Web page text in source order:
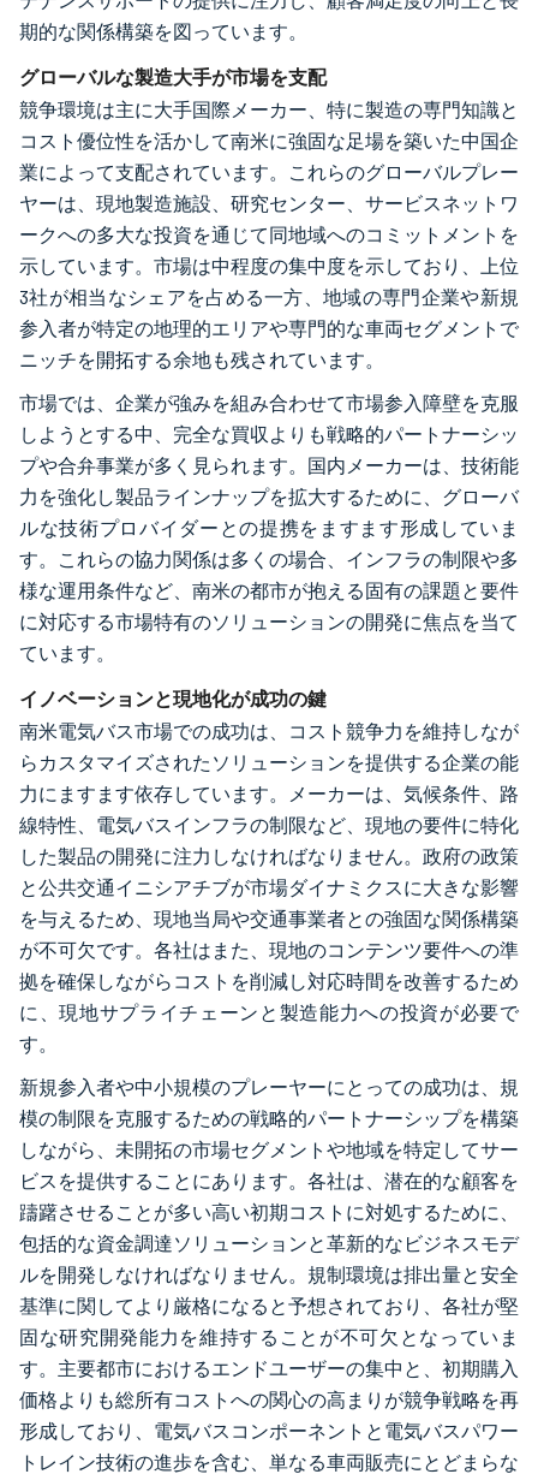
期的な関係構築を図っています。
グローバルな製造大手が市場を支配
競争環境は主に大手国際メーカー、特に製造の専門知識と
コスト優位性を活かして南米に強固な足場を築いた中国企
業によって支配されています。これらのグローバルプレー
ヤーは、現地製造施設、研究センター、サービスネットワ
ークへの多大な投資を通じて同地域へのコミットメントを
示しています。市場は中程度の集中度を示しており、上位
3社が相当なシェアを占める一方、地域の専門企業や新規
参入者が特定の地理的エリアや専門的な車両セグメントで
ニッチを開拓する余地も残されています。
市場では、企業が強みを組み合わせて市場参入障壁を克服
しようとする中、完全な買収よりも戦略的パートナーシッ
プや合弁事業が多く見られます。国内メーカーは、技術能
力を強化し製品ラインナップを拡大するために、グローバ
ルな技術プロバイダーとの提携をますます形成していま
す。これらの協力関係は多くの場合、インフラの制限や多
様な運用条件など、南米の都市が抱える固有の課題と要件
に対応する市場特有のソリューションの開発に焦点を当て
ています。
イノベーションと現地化が成功の鍵
南米電気バス市場での成功は、コスト競争力を維持しなが
らカスタマイズされたソリューションを提供する企業の能
力にますます依存しています。メーカーは、気候条件、路
線特性、電気バスインフラの制限など、現地の要件に特化
した製品の開発に注力しなければなりません。政府の政策
と公共交通イニシアチブが市場ダイナミクスに大きな影響
を与えるため、現地当局や交通事業者との強固な関係構築
が不可欠です。各社はまた、現地のコンテンツ要件への準
拠を確保しながらコストを削減し対応時間を改善するため
に、現地サプライチェーンと製造能力への投資が必要で
す。
新規参入者や中小規模のプレーヤーにとっての成功は、規
模の制限を克服するための戦略的パートナーシップを構築
しながら、未開拓の市場セグメントや地域を特定してサー
ビスを提供することにあります。各社は、潜在的な顧客を
躊躇させることが多い高い初期コストに対処するために、
包括的な資金調達ソリューションと革新的なビジネスモデ
ルを開発しなければなりません。規制環境は排出量と安全
基準に関してより厳格になると予想されており、各社が堅
固な研究開発能力を維持することが不可欠となっていま
す。主要都市におけるエンドユーザーの集中と、初期購入
価格よりも総所有コストへの関心の高まりが競争戦略を再
形成しており、電気バスコンポーネントと電気バスパワー
トレイン技術の進歩を含む、単なる車両販売にとどまらな